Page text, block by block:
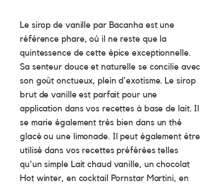
Le sirop de vanille par Bacanha est une
référence phare, où il ne reste que la
quintessence de cette épice exceptionnelle.
Sa senteur douce et naturelle se concilie avec
son goût onctueux, plein d'exotisme. Le sirop
brut de vanille est parfait pour une
application dans vos recettes à base de lait. Il
se marie également très bien dans un thé
glacé ou une limonade. Il peut également être
utilisé dans vos recettes préférées telles
qu'un simple Lait chaud vanille, un chocolat
Hot winter, en cocktail Pornstar Martini, en